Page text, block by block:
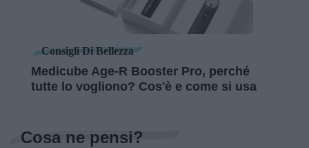
Consigli Di Bellezza
Medicube Age-R Booster Pro, perché
tutte lo vogliono? Cos'è e come si usa
Cosa ne pensi?